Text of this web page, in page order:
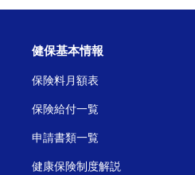
健保基本情報
保険料月額表
保険給付一覧
申請書類一覧
健康保険制度解説